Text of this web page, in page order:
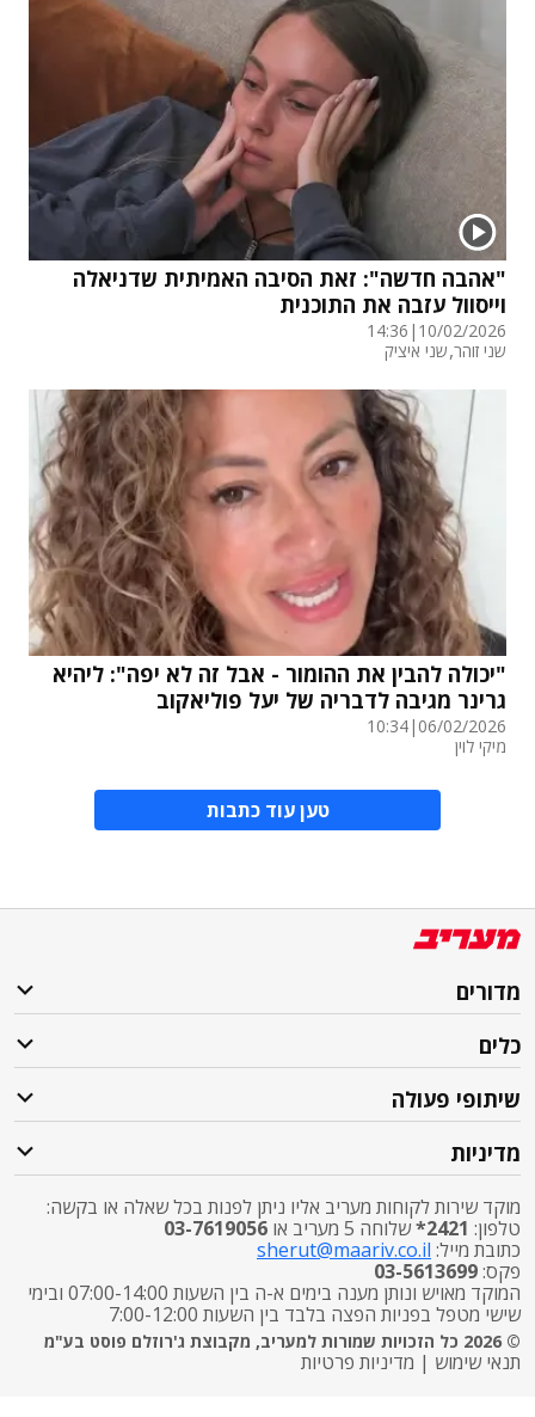
"אהבה חדשה": זאת הסיבה האמיתית שדניאלה
וייסוול עזבה את התוכנית
10/02/2026
|
14:36
שני זוהר,שני איציק
"יכולה להבין את ההומור - אבל זה לא יפה": ליהיא
גרינר מגיבה לדבריה של יעל פוליאקוב
06/02/2026
|
10:34
מיקי לוין
טען עוד כתבות
מדורים
כלים
שיתופי פעולה
מדיניות
מוקד שירות לקוחות מעריב אליו ניתן לפנות בכל שאלה או בקשה:
טלפון: 2421* שלוחה 5 מעריב או
03-7619056
כתובת מייל: sherut@maariv.co.il
פקס:03-5613699
המוקד מאויש ונותן מענה בימים א-ה בין השעות 07:00-14:00 ובימי
שישי מטפל בפניות הפצה בלבד בין השעות 7:00-12:00
© 2026 כל הזכויות שמורות למעריב, מקבוצת ג'רוזלם פוסט בע"מ
תנאי שימוש | מדיניות פרטיות